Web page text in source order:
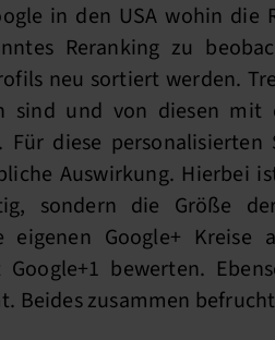
in den USA wohin die
Reranking zu
neu sortiert werden.
sind und von diesen mit
diese personalisierten
Auswirkung. Hierbei
sondern die Größe
Google+ Kreise
bewerten.
Beides zusammen